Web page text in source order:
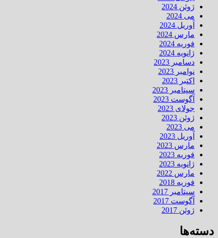
ژوئن 2024
می 2024
آوریل 2024
مارس 2024
فوریه 2024
ژانویه 2024
دسامبر 2023
نوامبر 2023
اکتبر 2023
سپتامبر 2023
آگوست 2023
جولای 2023
ژوئن 2023
می 2023
آوریل 2023
مارس 2023
فوریه 2023
ژانویه 2023
مارس 2022
فوریه 2018
سپتامبر 2017
آگوست 2017
ژوئن 2017
دسته‌ها